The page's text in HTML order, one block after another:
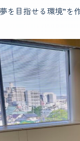
を目指せる環境”